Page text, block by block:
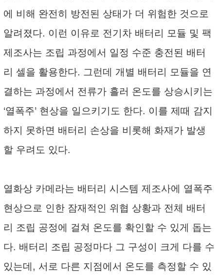
에 비해 완전히 방전된 상태가 더 위험한 것으로
알려졌다. 이런 이유로 전기차 배터리 모듈 및 팩
제조사는 조립 과정에서 일정 수준 충전된 배터
리 셀을 활용한다. 그런데 개별 배터리 모듈을 연
결하는 과정에서 전류가 흘러 온도를 상승시키는
‘열폭주’ 현상을 일으키기도 한다. 이를 제때 감지
하지 못하면 배터리 손상을 비롯해 화재가 발생
할 우려도 있다.
열화상 카메라는 배터리 시스템 제조사에 열폭주
현상으로 인한 잠재적인 위협 상황과 전체 배터
리 조립 공정에 걸쳐 온도를 확인할 수 있게 돕는
다. 배터리 조립 공정마다 그 구성이 크게 다를 수
있는데, 서로 다른 지점에서 온도를 측정할 수 있